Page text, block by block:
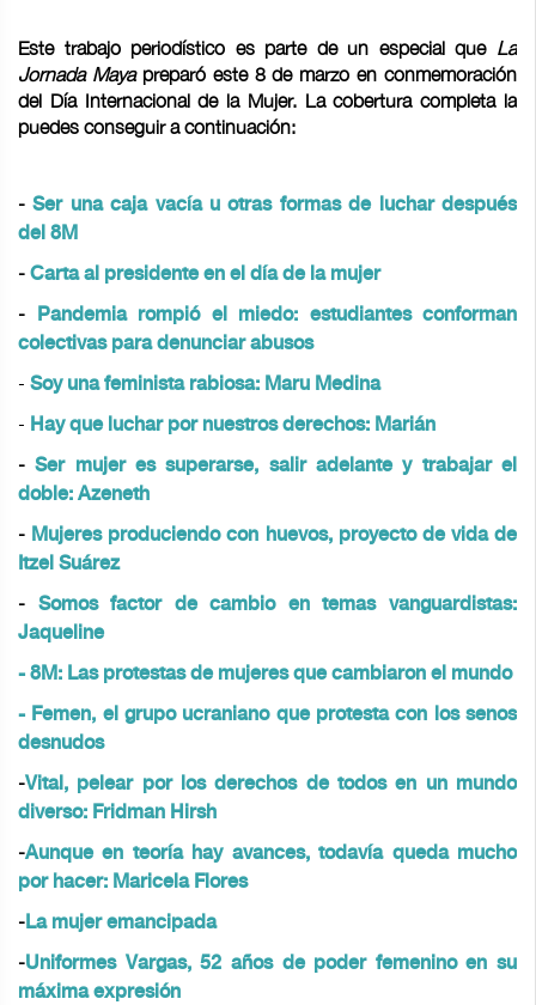
Este trabajo periodístico es parte de un especial que La
Jornada Mayapreparó este 8 de marzo en conmemoración
del Día Internacional de la Mujer. La cobertura completa la
puedes conseguir a continuación:
-Ser una caja vacía u otras formas de luchar después
del 8M
- Carta al presidente en el día de la mujer
-
Pandemia rompió el miedo: estudiantes conforman
colectivas para denunciar abusos
- Soy una feminista rabiosa: Maru Medina
- Hay que luchar por nuestros derechos: Marián
-Ser mujer es superarse, salir adelante y trabajar el
doble: Azeneth
- Mujeres produciendo con huevos, proyecto de vida de
Itzel Suárez
- Somos factor de cambio en temas vanguardistas:
Jaqueline
- 8M: Las protestas de mujeres que cambiaron el mundo
- Femen, el grupo ucraniano que protesta con los senos
desnudos
-Vital, pelear por los derechos de todos en un mundo
diverso: Fridman Hirsh
-Aunque en teoría hay avances, todavía queda mucho
por hacer: Maricela Flores
-La mujer emancipada
-Uniformes Vargas, 52 años de poder femenino en su
máxima expresión